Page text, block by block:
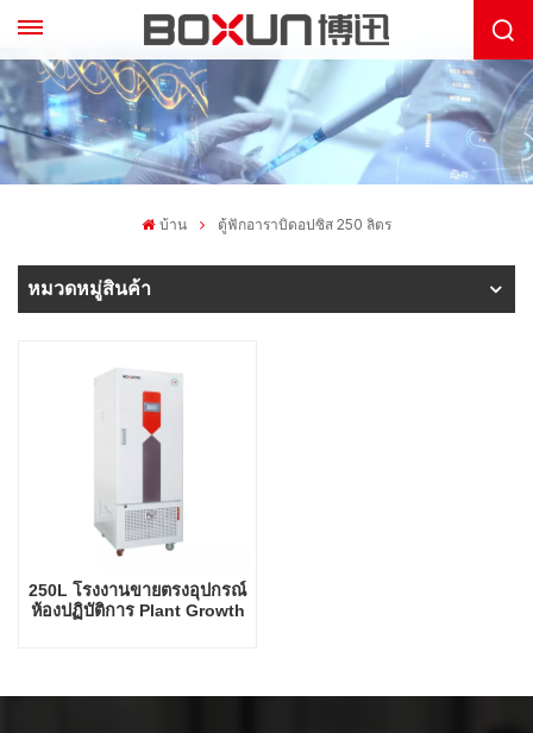
บ้าน ตู้ฟักอาราบิดอปซิส 250 ลิตร
หมวดหมู่สินค้า
250L โรงงานขายตรงอุปกรณ์
ห้องปฏิบัติการ Plant Growth